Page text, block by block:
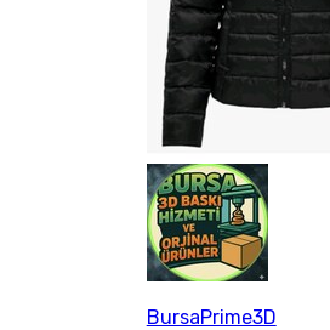
BursaPrime3D